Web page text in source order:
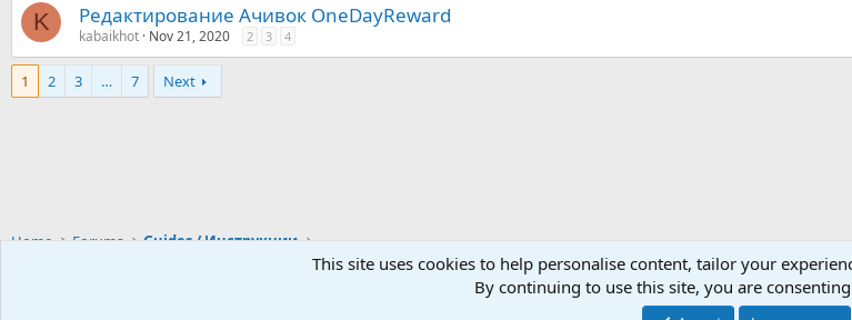
K Редактирование Ачивок OneDayReward
kabaikhot Nov 21, 2020 2 3 4
1 2 3 … 7 Next
Home Forums Guides / Инструкции
This site uses cookies to help personalise content, tailor your
By continuing to use this site, you are